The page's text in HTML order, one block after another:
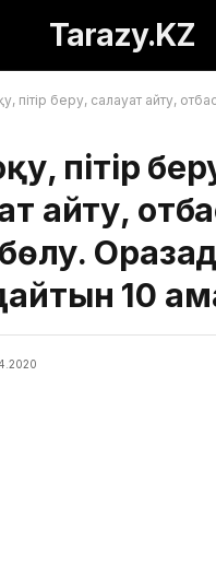
Tarazy.KZ
беру, салауат айту, отбасыға көңіл бөлу.
пітір
айту,
10